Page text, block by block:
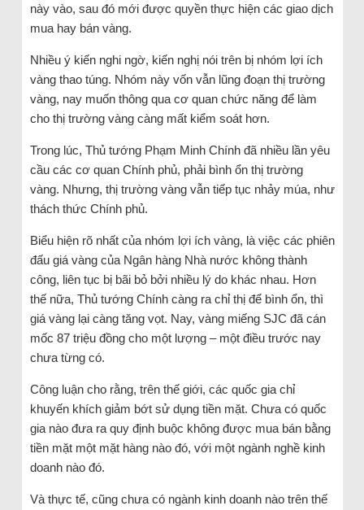
này vào, sau đó mới được quyền thực hiện các giao dịch
mua hay bán vàng.
Nhiều ý kiến nghi ngờ, kiến nghị nói trên bị nhóm lợi ích
vàng thao túng. Nhóm này vốn vẫn lũng đoạn thị trường
vàng, nay muốn thông qua cơ quan chức năng để làm
cho thị trường vàng càng mất kiểm soát hơn.
Trong lúc, Thủ tướng Phạm Minh Chính đã nhiều lần yêu
cầu các cơ quan Chính phủ, phải bình ổn thị trường
vàng. Nhưng, thị trường vàng vẫn tiếp tục nhảy múa, như
thách thức Chính phủ.
Biểu hiện rõ nhất của nhóm lợi ích vàng, là việc các phiên
đấu giá vàng của Ngân hàng Nhà nước không thành
công, liên tục bị bãi bỏ bởi nhiều lý do khác nhau. Hơn
thế nữa, Thủ tướng Chính càng ra chỉ thị để bình ổn, thì
giá vàng lại càng tăng vọt. Nay, vàng miếng SJC đã cán
mốc 87 triệu đồng cho một lượng – một điều trước nay
chưa từng có.
Công luận cho rằng, trên thế giới, các quốc gia chỉ
khuyến khích giảm bớt sử dụng tiền mặt. Chưa có quốc
gia nào đưa ra quy định buộc không được mua bán bằng
tiền mặt một mặt hàng nào đó, với một ngành nghề kinh
doanh nào đó.
Và thực tế, cũng chưa có ngành kinh doanh nào trên thế